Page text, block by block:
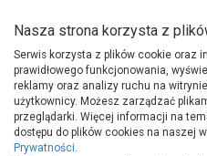
Strona główna Wykończenie
Kleje uniwersalne
Klej
Nasza strona korzysta z
Serwis korzysta z plików cookie oraz
prawidłowego funkcjonowania,
reklamy oraz analizy ruchu na
użytkownicy. Możesz zarządzać
przeglądarki. Więcej informacji na
dostępu do plików cookies na naszej
Prywatności.